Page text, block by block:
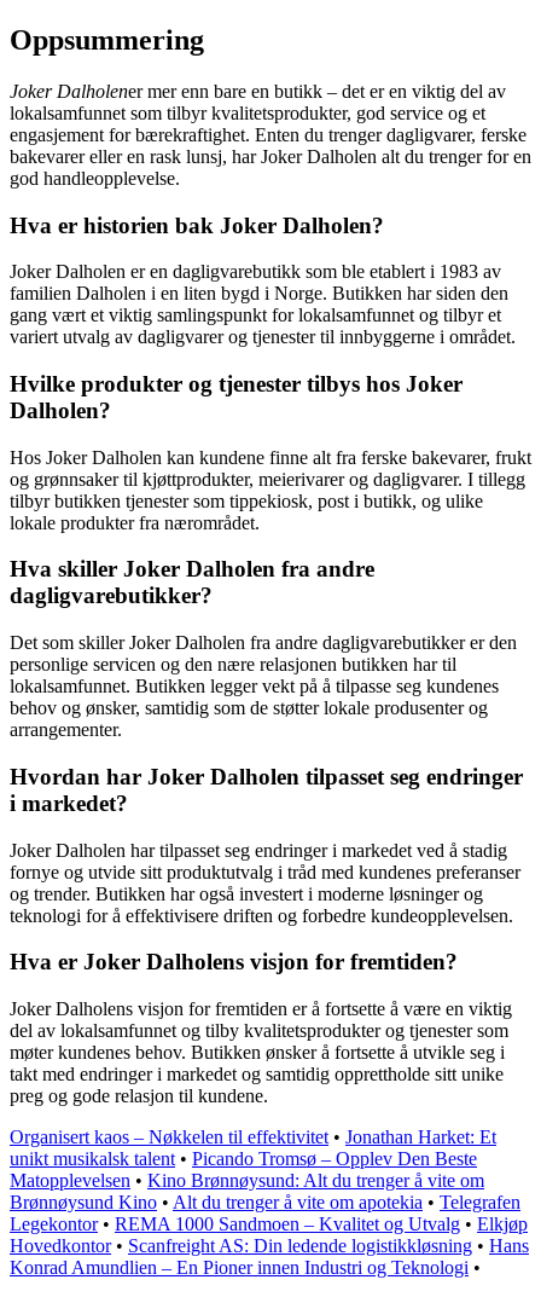
Oppsummering
Joker Dalholener mer enn bare en butikk – det er en viktig del av
lokalsamfunnet som tilbyr kvalitetsprodukter, god service og et
engasjement for bærekraftighet. Enten du trenger dagligvarer, ferske
bakevarer eller en rask lunsj, har Joker Dalholen alt du trenger for en
god handleopplevelse.
Hva er historien bak Joker Dalholen?
Joker Dalholen er en dagligvarebutikk som ble etablert i 1983 av
familien Dalholen i en liten bygd i Norge. Butikken har siden den
gang vært et viktig samlingspunkt for lokalsamfunnet og tilbyr et
variert utvalg av dagligvarer og tjenester til innbyggerne i området.
Hvilke produkter og tjenester tilbys hos Joker
Dalholen?
Hos Joker Dalholen kan kundene finne alt fra ferske bakevarer, frukt
og grønnsaker til kjøttprodukter, meierivarer og dagligvarer. I tillegg
tilbyr butikken tjenester som tippekiosk, post i butikk, og ulike
lokale produkter fra nærområdet.
Hva skiller Joker Dalholen fra andre
dagligvarebutikker?
Det som skiller Joker Dalholen fra andre dagligvarebutikker er den
personlige servicen og den nære relasjonen butikken har til
lokalsamfunnet. Butikken legger vekt på å tilpasse seg kundenes
behov og ønsker, samtidig som de støtter lokale produsenter og
arrangementer.
Hvordan har Joker Dalholen tilpasset seg endringer
i markedet?
Joker Dalholen har tilpasset seg endringer i markedet ved å stadig
fornye og utvide sitt produktutvalg i tråd med kundenes preferanser
og trender. Butikken har også investert i moderne løsninger og
teknologi for å effektivisere driften og forbedre kundeopplevelsen.
Hva er Joker Dalholens visjon for fremtiden?
Joker Dalholens visjon for fremtiden er å fortsette å være en viktig
del av lokalsamfunnet og tilby kvalitetsprodukter og tjenester som
møter kundenes behov. Butikken ønsker å fortsette å utvikle seg i
takt med endringer i markedet og samtidig opprettholde sitt unike
preg og gode relasjon til kundene.
Organisert kaos – Nøkkelen til effektivitet • Jonathan Harket: Et
unikt musikalsk talent • Picando Tromsø – Opplev Den Beste
Matopplevelsen • Kino Brønnøysund: Alt du trenger å vite om
Brønnøysund Kino • Alt du trenger å vite om apotekia • Telegrafen
Legekontor• REMA 1000 Sandmoen – Kvalitet og Utvalg • Elkjøp
Hovedkontor• Scanfreight AS: Din ledende logistikkløsning • Hans
Konrad Amundlien – En Pioner innen Industri og Teknologi •